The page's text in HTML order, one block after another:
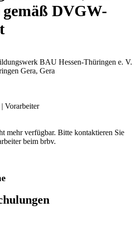
gemäß DVGW-
BAU Hessen-Thüringen e. V.
Gera, Gera
Vorarbeiter
mehr verfügbar. Bitte kontaktieren Sie
beim brbv.